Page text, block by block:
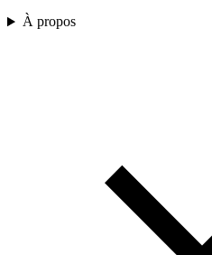
À propos